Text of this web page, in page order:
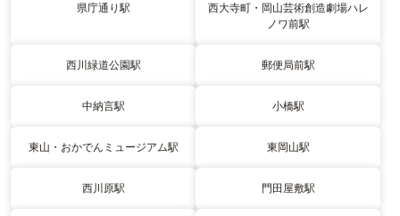
県庁通り駅
西大寺町・岡山芸術創造劇場ハレ
ノワ前駅
西川緑道公園駅 郵便局前駅
中納言駅 小橋駅
東山・おかでんミュージアム駅 東岡山駅
西川原駅 門田屋敷駅